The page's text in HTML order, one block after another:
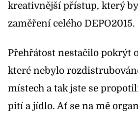
kreativnější přístup, který
zaměření celého DEPO2015.
Přehřátost nestačilo pokrýt
které nebylo
místech a tak jste se
pití a jídlo. Ať se na mě